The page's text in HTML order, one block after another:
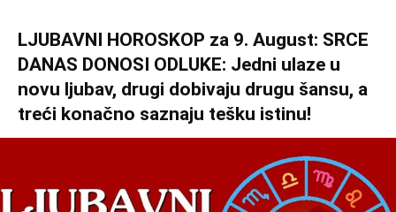
LJUBAVNI HOROSKOP za 9. August: SRCE
DANAS DONOSI ODLUKE: Jedni ulaze u
novu ljubav, drugi dobivaju drugu šansu, a
treći konačno saznaju tešku istinu!